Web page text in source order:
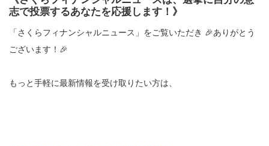
志で投票するあなたを応援します！》
「さくらフィナンシャルニュース」をご覧いただき 🎉ありがとう
ございます！🎉
もっと手軽に最新情報を受け取りたい方は、